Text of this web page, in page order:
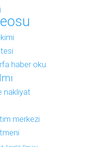
haber oku
nakliyat
merkezi